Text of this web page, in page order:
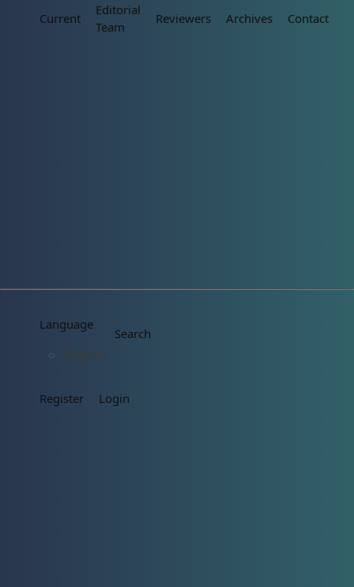
Current
Editorial
Team
Reviewers Archives Contact
Language
English
Search
Register Login